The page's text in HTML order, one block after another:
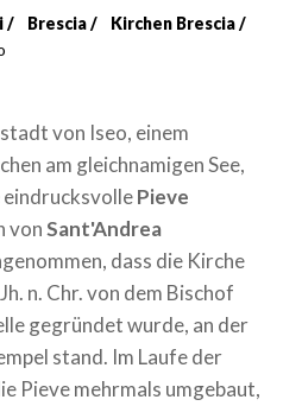
Brescia
Kirchen Brescia
von Iseo, einem
am gleichnamigen See,
eindrucksvollePieve
vonSant'Andrea
dass die Kirche
n. Chr. von dem Bischof
gegründet wurde, an der
stand. Im Laufe der
Pieve mehrmals umgebaut,